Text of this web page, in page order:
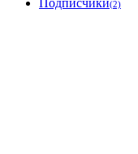
Подписчики(2)